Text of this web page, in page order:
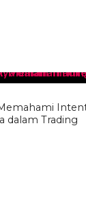
dalam Trading